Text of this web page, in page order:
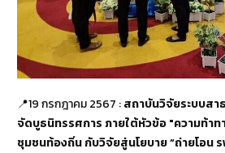
📍19 กรกฎาคม 2567 :สถาบันวิจัยระบบส
จัดบูธนิทรรศการ ภายใต้หัวข้อ "ความท้า
ชุมชนท้องถิ่น กับวิจัยสู่นโยบาย “ถ่ายโอน